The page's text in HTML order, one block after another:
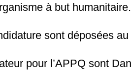
à but humanitaire.
sont déposées
pour l’APPQ sont